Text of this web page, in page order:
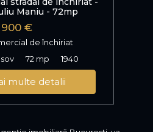
Maniu - 72mp
900 €
de închiriat
72 mp 1940
multe detalii